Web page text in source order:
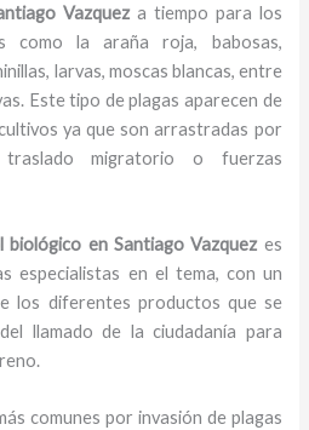
Vazqueza tiempo para los
como la araña roja, babosas,
larvas, moscas blancas, entre
Este tipo de plagas aparecen de
ya que son arrastradas por
migratorio o fuerzas
biológico en Santiago Vazquez es
especialistas en el tema, con un
los diferentes productos que se
llamado de la ciudadanía para
comunes por invasión de plagas